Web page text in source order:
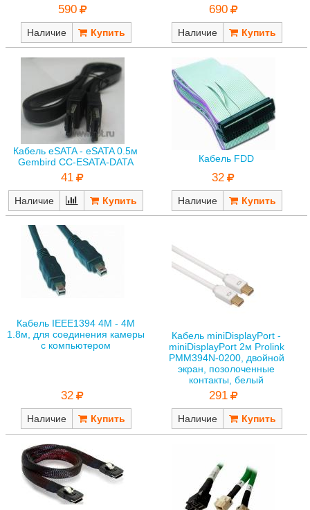
590
Наличие
690
Наличие
Кабель eSATA - eSATA 0.5м
Gembird CC-ESATA-DATA
41
Наличие
Кабель FDD
32
Наличие
Кабель IEEE1394 4M - 4M
1.8м, для соединения камеры
с компьютером
32
Наличие
Кабель miniDisplayPort -
miniDisplayPort 2м Prolink
PMM394N-0200, двойной
экран, позолоченные
контакты, белый
291
Наличие